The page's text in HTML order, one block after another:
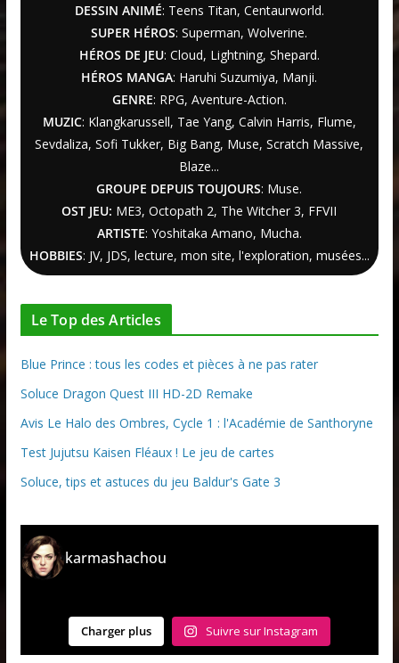
DESSIN ANIMÉ: Teens Titan, Centaurworld.
SUPER HÉROS: Superman, Wolverine.
HÉROS DE JEU: Cloud, Lightning, Shepard.
HÉROS MANGA: Haruhi Suzumiya, Manji.
GENRE: RPG, Aventure-Action.
MUZIC: Klangkarussell, Tae Yang, Calvin Harris, Flume,
Sevdaliza, Sofi Tukker, Big Bang, Muse, Scratch Massive,
Blaze...
GROUPE DEPUIS TOUJOURS: Muse.
OST JEU: ME3,Octopath 2, The Witcher3, FFVII
ARTISTE: Yoshitaka Amano, Mucha.
HOBBIES: JV, JDS, lecture, mon site, l'exploration, musées...
Le Top des Articles
Blue Prince : tous les codes et pièces à ne pas rater
Soluce Dragon Quest III HD-2D Remake
Avis Le Halo des Ombres, Cycle 1 : l'Académie de Santhoryne
Test Jujutsu Kaisen Fléaux ! Le jeu de cartes
Soluce, tips et astuces du jeu Baldur's Gate 3
karmashachou
Charger plus Suivre sur Instagram